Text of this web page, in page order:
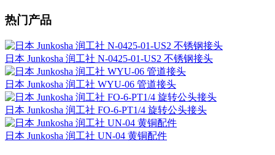
热门产品
日本 Junkosha 润工社 N-0425-01-US2 不锈钢接头
日本 Junkosha 润工社 WYU-06 管道接头
日本 Junkosha 润工社 FO-6-PT1/4 旋转公头接头
日本 Junkosha 润工社 UN-04 黄铜配件